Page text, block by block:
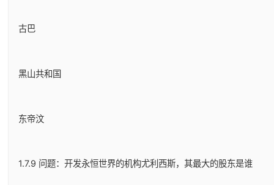
古巴
黑山共和国
东帝汶
1.7.9 问题：开发永恒世界的机构尤利西斯，其最大的股东是谁